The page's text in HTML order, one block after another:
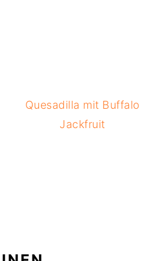
Quesadilla mit Buffalo
Jackfruit